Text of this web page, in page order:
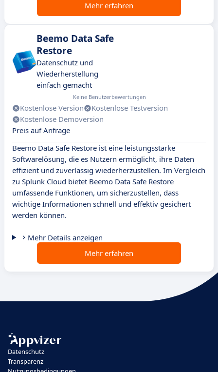
Mehr erfahren
Beemo Data Safe
Restore
Datenschutz und
Wiederherstellung
einfach gemacht
Keine Benutzerbewertungen
Kostenlose Version
Kostenlose Testversion
Kostenlose Demoversion
Preis auf Anfrage
Beemo Data Safe Restore ist eine leistungsstarke
Softwarelösung, die es Nutzern ermöglicht, ihre Daten
effizient und zuverlässig wiederherzustellen. Im Vergleich
zu Splunk Cloud bietet Beemo Data Safe Restore
umfassende Funktionen, um sicherzustellen, dass
wichtige Informationen schnell und effektiv gesichert
werden können.
Mehr Details anzeigen
Mehr erfahren
Datenschutz
Transparenz